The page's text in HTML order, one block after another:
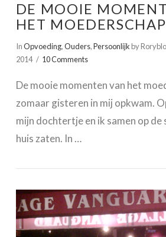
VIEW POST
DE MOOIE
HET MOEDERSCHAP
InOpvoeding,Ouders,Persoonlijk by
2014
10 Comments
De mooie momenten van het
zomaar gisteren in mij opkwam.
mijn dochtertje en ik samen op
huis zaten. In …